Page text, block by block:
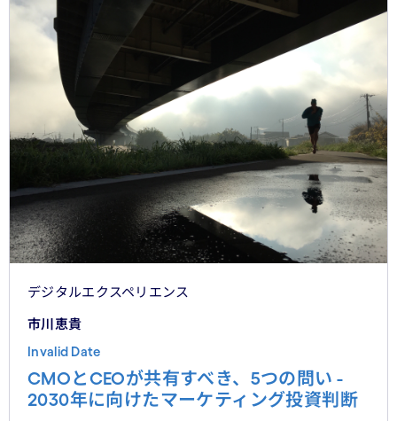
望の視座を提示したい——日本の「顧客との関係構
築」が、世界で勝てる時代が、いま始まっている。
デジタルエクスペリエンス
市川恵貴
Invalid Date
CMOとCEOが共有すべき、5つの問い -
2030年に向けたマーケティング投資判断